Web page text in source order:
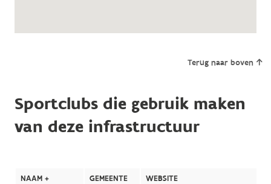
Terug naar boven
Sportclubs die gebruik maken
van deze infrastructuur
NAAM +
GEMEENTE WEBSITE